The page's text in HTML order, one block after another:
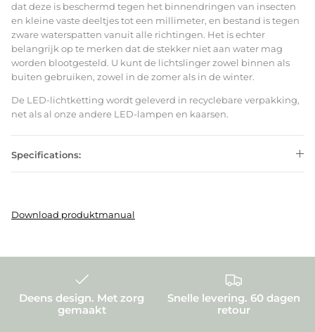
dat deze is beschermd tegen het binnendringen van insecten
en kleine vaste deeltjes tot een millimeter, en bestand is tegen
zware waterspatten vanuit alle richtingen. Het is echter
belangrijk op te merken dat de stekker niet aan water mag
worden blootgesteld. U kunt de lichtslinger zowel binnen als
buiten gebruiken, zowel in de zomer als in de winter.
De LED-lichtketting wordt geleverd in recyclebare verpakking,
net als al onze andere LED-lampen en kaarsen.
Specifications:
Download produktmanual
Deens design. Met zorg
gemaakt
Snelle levering. 60 dagen
retour